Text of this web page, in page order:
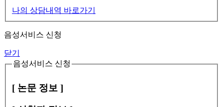
나의 상담내역 바로가기
음성서비스 신청
닫기
음성서비스 신청
[ 논문 정보 ]